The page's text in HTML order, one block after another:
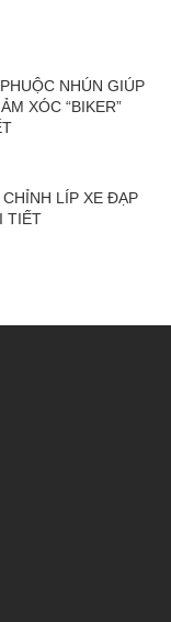
NHÚN GIÚP
XÓC “BIKER”
LÍP XE ĐẠP
TIẾT